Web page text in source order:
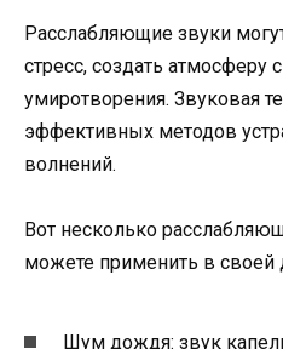
Расслабляющие звуки
стресс, создать атмосферу
умиротворения. Звуковая
эффективных методов
волнений.
Вот несколько
можете применить в своей
Шум дождя: звук